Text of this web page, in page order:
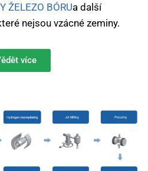
ŽELEZO BÓRUa další
nejsou vzácné zeminy.
více